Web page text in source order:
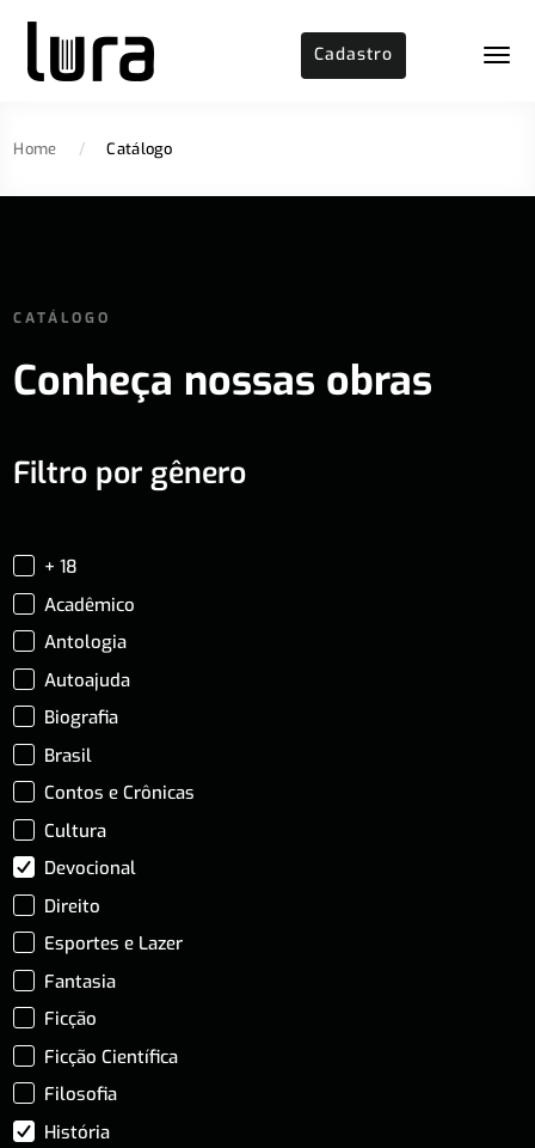
Cadastro
Home / Catálogo
CATÁLOGO
Conheça nossas obras
Filtro por gênero
+ 18
Acadêmico
Antologia
Autoajuda
Biografia
Brasil
Contos e Crônicas
Cultura
Devocional
Direito
Esportes e Lazer
Fantasia
Ficção
Ficção Científica
Filosofia
História